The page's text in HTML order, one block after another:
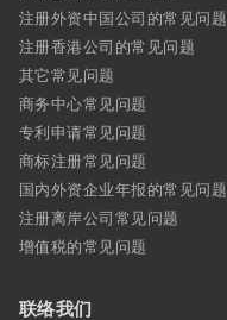
注册外资中国公司的常见问题
注册香港公司的常见问题
其它常见问题
商务中心常见问题
专利申请常见问题
商标注册常见问题
国内外资企业年报的常见问题
注册离岸公司常见问题
增值税的常见问题
联络我们